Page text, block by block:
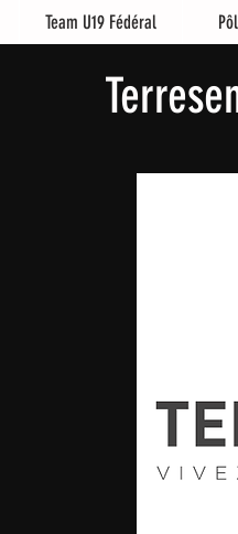
Team U19 Fédéral